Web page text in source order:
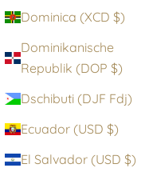
Dominica (XCD $)
Dominikanische
Republik (DOP $)
Dschibuti (DJF Fdj)
Ecuador (USD $)
El Salvador (USD $)